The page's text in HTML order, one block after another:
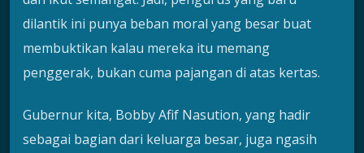
dilantik ini punya beban moral yang besar buat
membuktikan kalau mereka itu memang
penggerak, bukan cuma pajangan di atas kertas.
Gubernur kita, Bobby Afif Nasution, yang hadir
sebagai bagian dari keluarga besar, juga ngasih